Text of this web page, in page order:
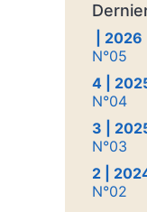
| 2026
N°05
4 |
N°04
3 |
N°03
2 |
N°02